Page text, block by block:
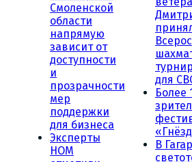
Смоленской
области
напрямую
зависит от
доступности
и
прозрачности
мер
поддержки
для бизнеса
Эксперты
НОМ
для
Более
В